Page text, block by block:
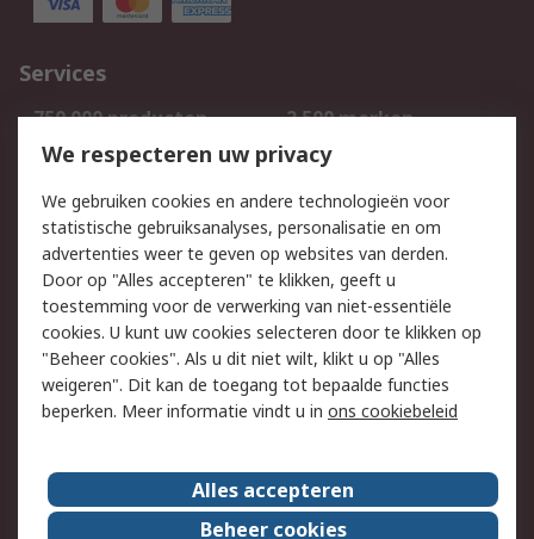
Services
750.000 producten
2.500 merken
Bestellen
Inkoopoplossingen
Track & Trace
Wettelijk
Cookiebeleid
Email veiligheid
Privacybeleid
Websitevoorwaarden
Algemene
verkoopvoorwaarden
Over RS
RS Group Over ons
We respecteren uw privacy
We gebruiken cookies en andere technologieën voor
statistische gebruiksanalyses, personalisatie en om
advertenties weer te geven op websites van derden.
Door op "Alles accepteren" te klikken, geeft u
toestemming voor de verwerking van niet-essentiële
cookies. U kunt uw cookies selecteren door te klikken op
"Beheer cookies". Als u dit niet wilt, klikt u op "Alles
weigeren". Dit kan de toegang tot bepaalde functies
beperken. Meer informatie vindt u in ons cookiebeleid
Alles accepteren
Beheer cookies